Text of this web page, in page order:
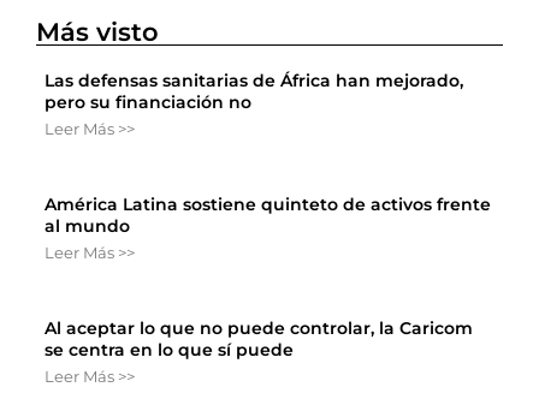
Más visto
Las defensas sanitarias de África han mejorado,
pero su financiación no
Leer Más >>
América Latina sostiene quinteto de activos frente
al mundo
Leer Más >>
Al aceptar lo que no puede controlar, la Caricom
se centra en lo que sí puede
Leer Más >>